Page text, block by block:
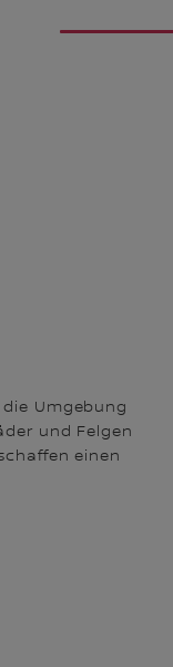
1
Umgebung
und Felgen
einen